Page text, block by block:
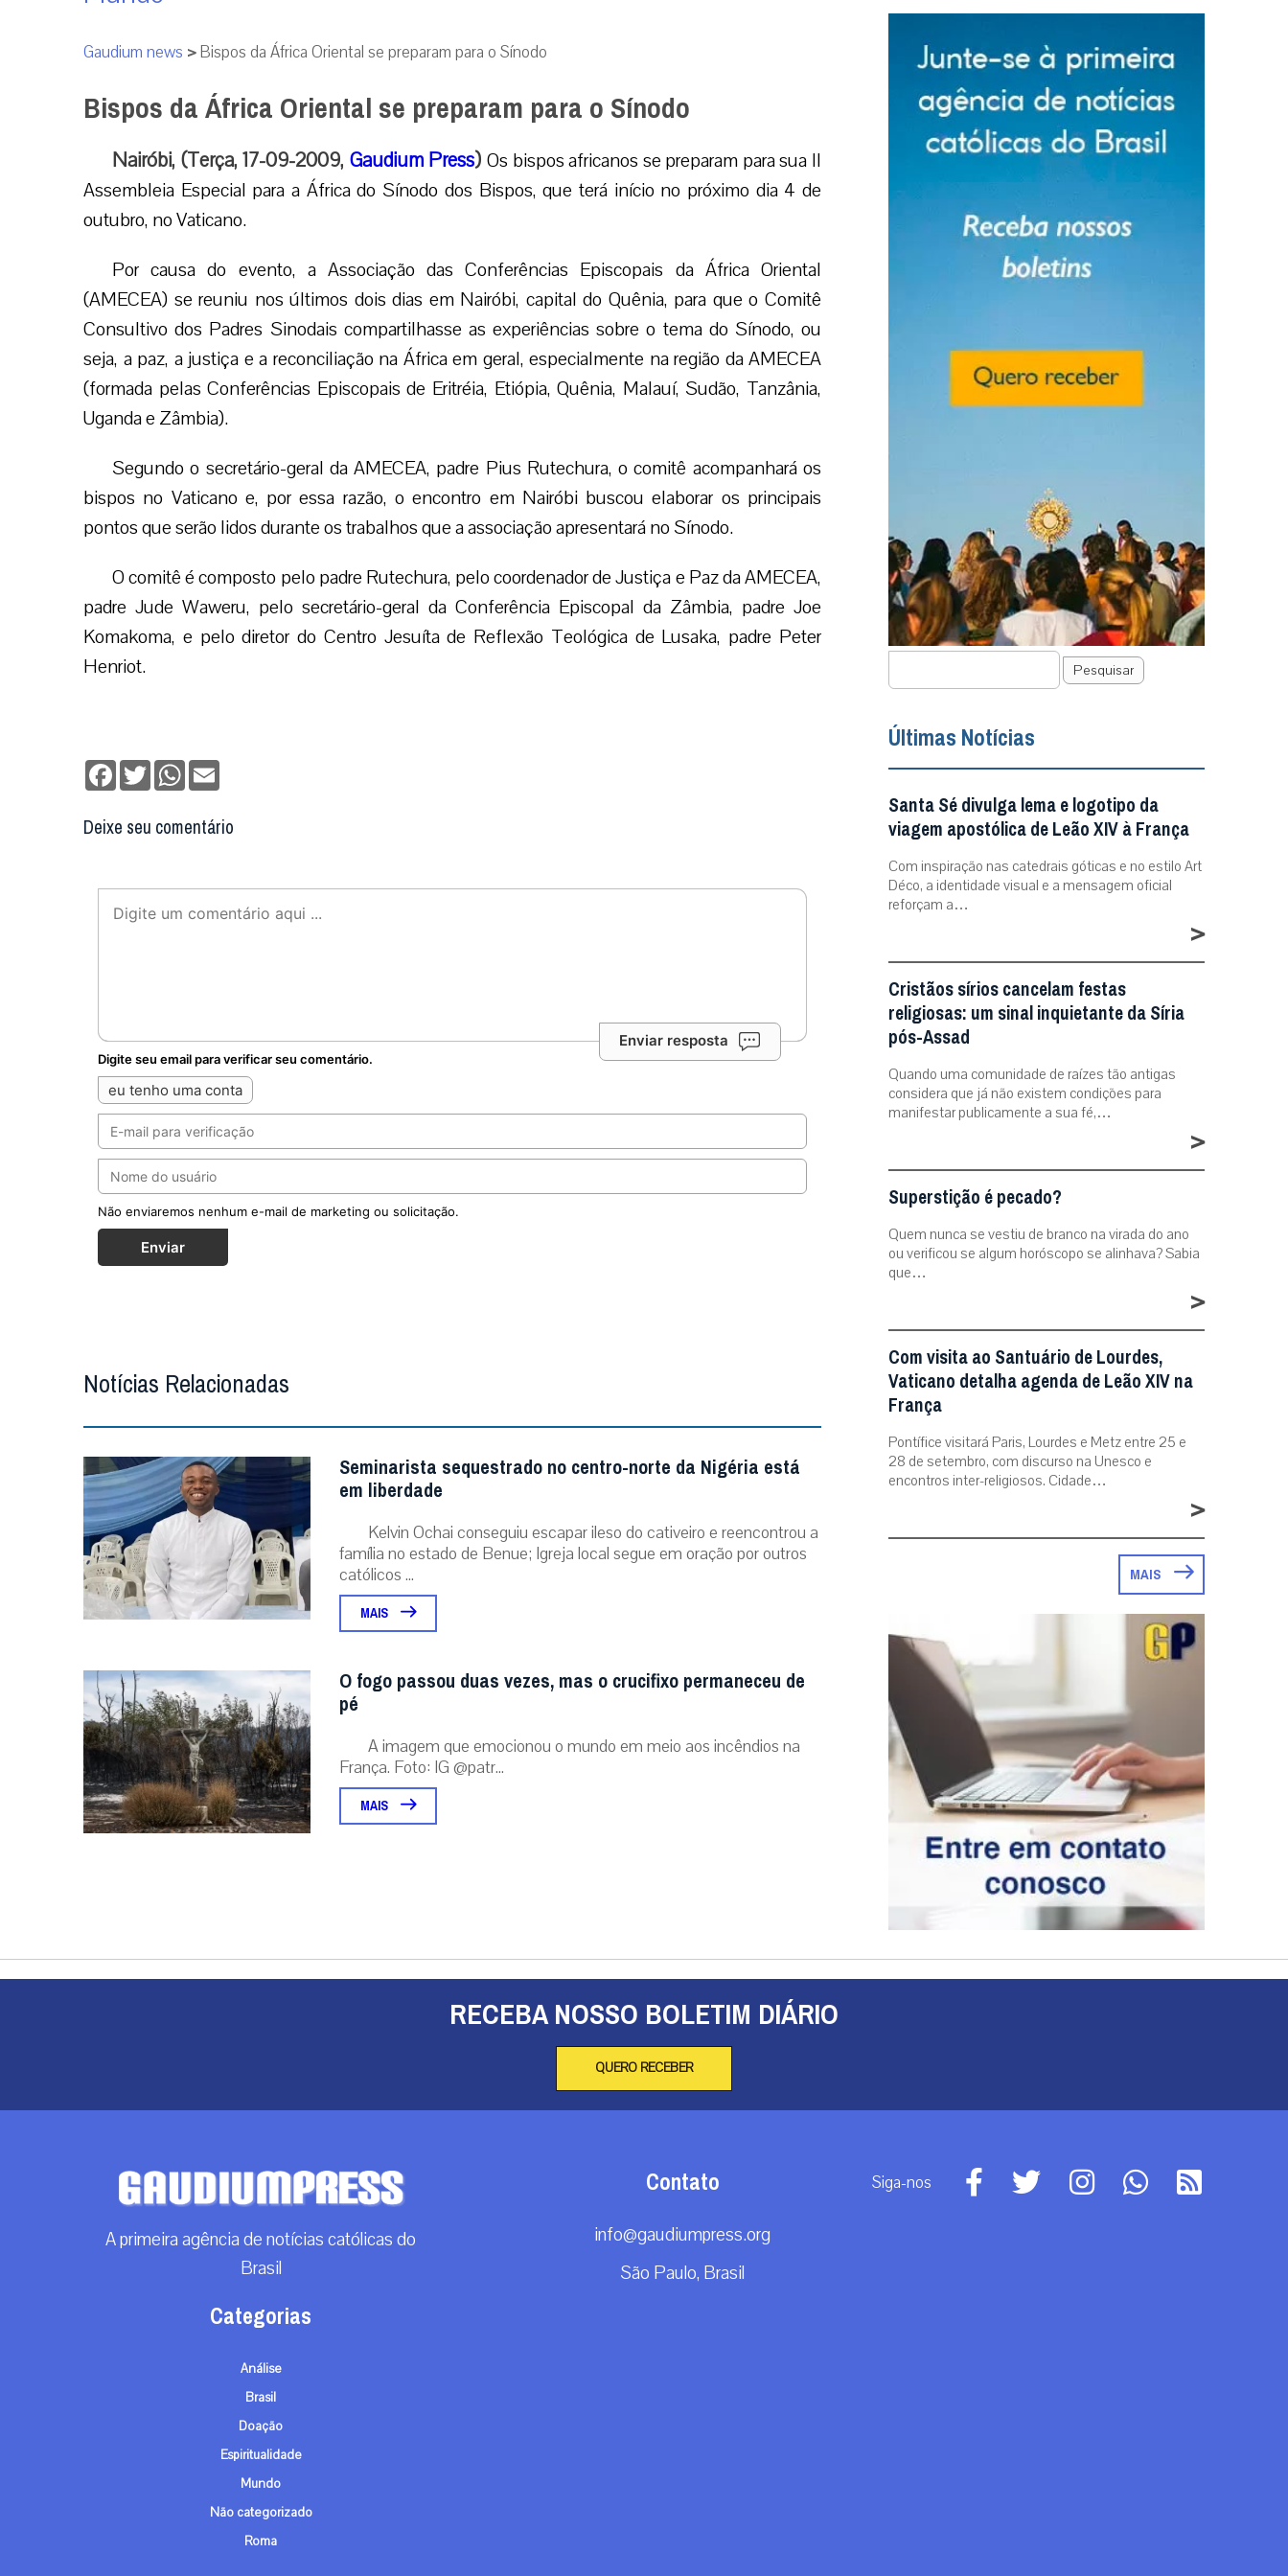
Gaudium news >Bispos da África Oriental se preparam para o Sínodo
Bispos da África Oriental se preparam para o Sínodo
Nairóbi, (Terça, 17-09-2009, Gaudium Press) Os bispos africanos se preparam para sua II
Assembleia Especial para a África do Sínodo dos Bispos, que terá início no próximo dia 4 de
outubro, no Vaticano.
Por causa do evento, a Associação das Conferências Episcopais da África Oriental
(AMECEA) se reuniu nos últimos dois dias em Nairóbi, capital do Quênia, para que o Comitê
Consultivo dos Padres Sinodais compartilhasse as experiências sobre o tema do Sínodo, ou
seja, a paz, a justiça e a reconciliação na África em geral, especialmente na região da AMECEA
(formada pelas Conferências Episcopais de Eritréia, Etiópia, Quênia, Malauí, Sudão, Tanzânia,
Uganda e Zâmbia).
Segundo o secretário-geral da AMECEA, padre Pius Rutechura, o comitê acompanhará os
bispos no Vaticano e, por essa razão, o encontro em Nairóbi buscou elaborar os principais
pontos que serão lidos durante os trabalhos que a associação apresentará no Sínodo.
O comitê é composto pelo padre Rutechura, pelo coordenador de Justiça e Paz da AMECEA,
padre Jude Waweru, pelo secretário-geral da Conferência Episcopal da Zâmbia, padre Joe
Komakoma, e pelo diretor do Centro Jesuíta de Reflexão Teológica de Lusaka, padre Peter
Henriot.
Facebook
TwitterWhatsApp
Deixe seu comentário
Enviar resposta
Digite seu email para verificar seu comentário.
eu tenho uma conta
Não enviaremos nenhum e-mail de marketing ou solicitação.
Enviar
Notícias Relacionadas
Seminarista sequestrado no centro-norte da Nigéria está
em liberdade
Kelvin Ochai conseguiu escapar ileso do cativeiro e reencontrou a
família no estado de Benue; Igreja local segue em oração por outros
católicos ...
MAIS
O fogo passou duas vezes, mas o crucifixo permaneceu de
pé
A imagem que emocionou o mundo em meio aos incêndios na
França. Foto: IG @patr...
MAIS
Pesquisar
Últimas Notícias
Santa Sé divulga lema e logotipo da
viagem apostólica de Leão XIV à França
Com inspiração nas catedrais góticas e no estilo Art
Déco, a identidade visual e a mensagem oficial
reforçam a…
>
Cristãos sírios cancelam festas
religiosas: um sinal inquietante da Síria
pós-Assad
Quando uma comunidade de raízes tão antigas
considera que já não existem condições para
manifestar publicamente a sua fé,…
>
Superstição é pecado?
Quem nunca se vestiu de branco na virada do ano
ou verificou se algum horóscopo se alinhava? Sabia
que…
>
Com visita ao Santuário de Lourdes,
Vaticano detalha agenda de Leão XIV na
França
Pontífice visitará Paris, Lourdes e Metz entre 25 e
28 de setembro, com discurso na Unesco e
encontros inter-religiosos. Cidade…
>
MAIS
RECEBA NOSSO BOLETIM DIÁRIO
QUERO RECEBER
A primeira agência de notícias católicas do
Brasil
Categorias
Análise
Brasil
Doação
Espiritualidade
Mundo
Não categorizado
Roma
Contato
info@gaudiumpress.org
São Paulo, Brasil
Siga-nos